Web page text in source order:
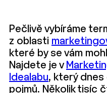
Pečlivě vybíráme
z oblasti
které by se vám
Najdete je v
Idealabu, který dnes
pojmů. Několik tisíc